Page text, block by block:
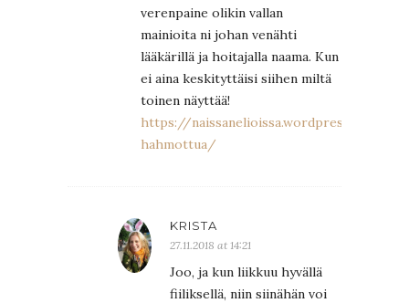
verenpaine olikin vallan
mainioita ni johan venähti
lääkärillä ja hoitajalla naama. Kun
ei aina keskityttäisi siihen miltä
toinen näyttää!
https://naissanelioissa.wordpress.com/
hahmottua/
KRISTA
27.11.2018 at 14:21
Joo, ja kun liikkuu hyvällä
fiiliksellä, niin siinähän voi